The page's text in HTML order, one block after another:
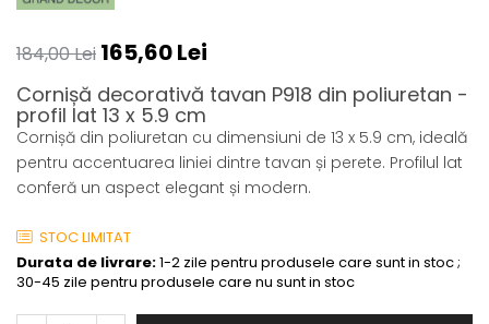
Pilastri poliuretan
Seturi complete pilastri
Profile decorative din polimer
rigid
Brauri decorative din polimer rigid
si coltare
rigid
Plinte decorative din polimer rigid
184,00 Lei 165,60 Lei
Cornișă decorativă tavan P918 din poliuretan -
profil lat 13 x 5.9 cm
Cornișă din poliuretan cu dimensiuni de 13 x 5.9 cm, ideală
pentru accentuarea liniei dintre tavan și perete. Profilul lat
conferă un aspect elegant și modern.
STOC LIMITAT
Durata de livrare:1-2 zile pentru produsele care sunt in stoc ;
30-45 zile pentru produsele care nu sunt in stoc